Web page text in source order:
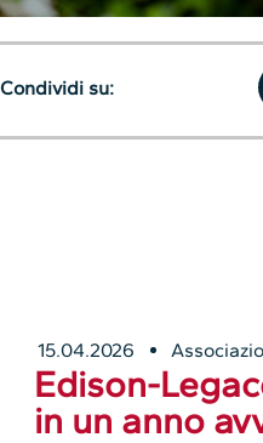
15.04.2026
Edison-
in un anno
Condividi su: